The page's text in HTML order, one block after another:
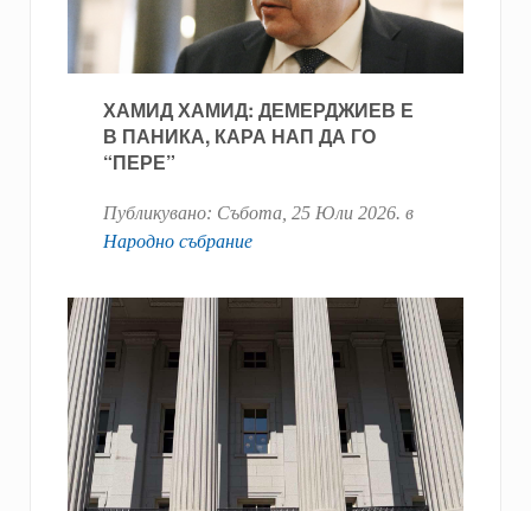
ХАМИД ХАМИД: ДЕМЕРДЖИЕВ Е
В ПАНИКА, КАРА НАП ДА ГО
“ПЕРЕ”
Публикувано: Събота, 25 Юли 2026. в
Народно събрание